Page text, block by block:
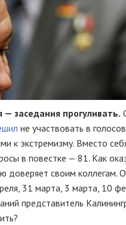
— заседания прогуливать.
не участвовать в
к экстремизму. Вместо
в повестке — 81. Как
доверяет своим коллегам.
31 марта, 3 марта, 10
представитель